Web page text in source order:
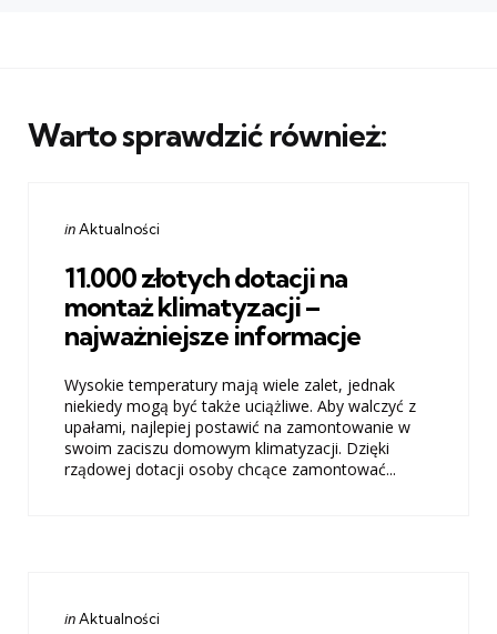
Warto sprawdzić również:
Categories
Posted
inAktualności
11.000 złotych dotacji na
montaż klimatyzacji –
najważniejsze informacje
Wysokie temperatury mają wiele zalet, jednak
niekiedy mogą być także uciążliwe. Aby walczyć z
upałami, najlepiej postawić na zamontowanie w
swoim zaciszu domowym klimatyzacji. Dzięki
rządowej dotacji osoby chcące zamontować...
Categories
Posted
inAktualności